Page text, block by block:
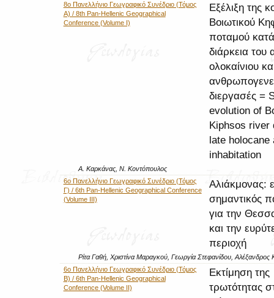
8ο Πανελλήνιο Γεωγραφικό Συνέδριο (Τόμος
Α) / 8th Pan-Hellenic Geographical
Conference (Volume I)
Εξέλιξη της
Βοιωτικού
ποταμού
διάρκεια του
ολοκαίνιου
διεργασές =
evolution of
Kiphsos river
late holocane
inhabitation
Α. Καρκάνας, Ν. Κοντόπουλος
6ο Πανελλήνιο Γεωγραφικό Συνέδριο (Τόμος
Γ) / 6th Pan-Hellenic Geographical Conference
(Volume III)
Αλιάκμονας:
σημαντικός
για την
και την
περιοχή
Ρίτα Γαθή, Χριστίνα Μαραγκού, Γεωργία Στεφανίδου, Αλέξανδρος
6ο Πανελλήνιο Γεωγραφικό Συνέδριο (Τόμος
Β) / 6th Pan-Hellenic Geographical
Conference (Volume II)
Εκτίμηση της
τρωτότητας